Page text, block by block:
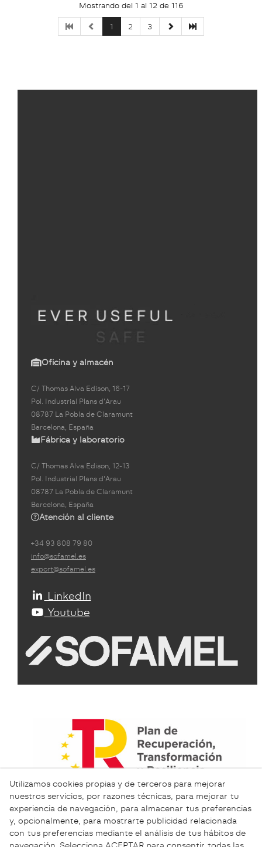
Mostrando del 1 al 12 de 116
1 2 3
Oficina y almacén
C/ Thomas Alva Edison, 16-17
Pol. Industrial Plans d'Arau
08787 La Pobla de Claramunt
Barcelona, España
Fábrica y laboratorio
C/ Thomas Alva Edison, 12-13
Pol. Industrial Plans d'Arau
08787 La Pobla de Claramunt
Barcelona, España
Atención al cliente
+34 93 808 79 80
info@sofamel.es
export@sofamel.es
LinkedIn
Youtube
Utilizamos cookies propias y de terceros para mejorar
nuestros servicios, por razones técnicas, para mejorar tu
experiencia de navegación, para almacenar tus preferencias
y, opcionalmente, para mostrarte publicidad relacionada
con tus preferencias mediante el análisis de tus hábitos de